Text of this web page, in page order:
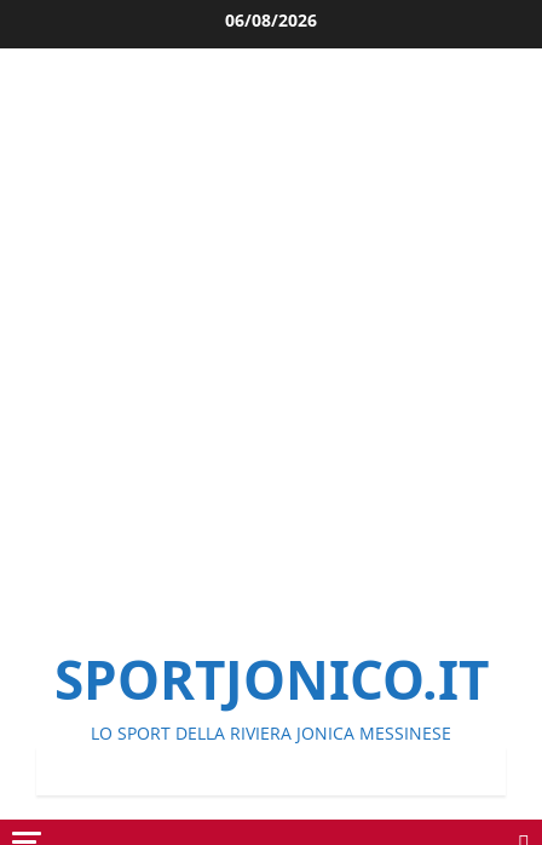
al
06/08/2026
SPORTJONICO.IT
LO SPORT DELLA RIVIERA JONICA MESSINESE